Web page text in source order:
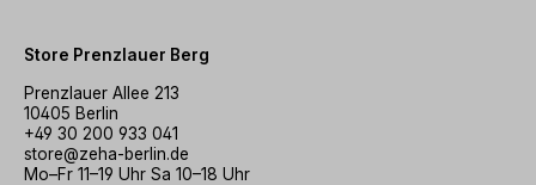
Store Prenzlauer Berg
Prenzlauer Allee 213
10405 Berlin
+49 30 200 933 041
store@zeha-berlin.de
Mo–Fr 11–19 Uhr Sa 10–18 Uhr